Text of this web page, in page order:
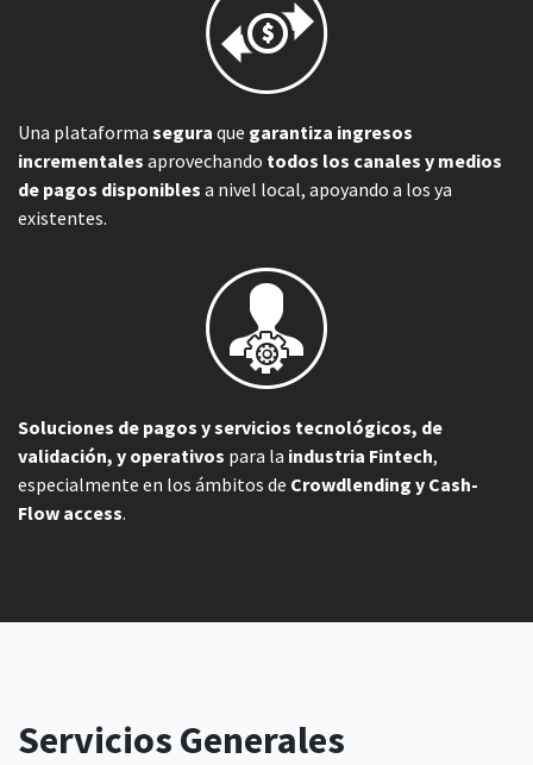
Una plataforma segura que garantiza ingresos
incrementales aprovechando todos los canales y medios
de pagos disponibles a nivel local, apoyando a los ya
existentes.
Soluciones de pagos y servicios tecnológicos, de
validación, y operativos para la industria Fintech,
especialmente en los ámbitos de Crowdlending y Cash-
Flow access.
Servicios Generales